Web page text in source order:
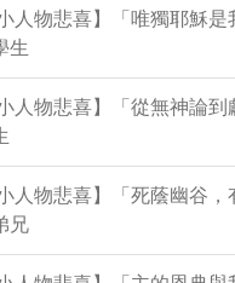
人物悲喜】「唯獨耶穌是
生
人物悲喜】「從無神論到
人物悲喜】「死蔭幽谷，
兄